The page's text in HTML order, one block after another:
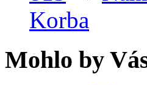
Korba
Mohlo by